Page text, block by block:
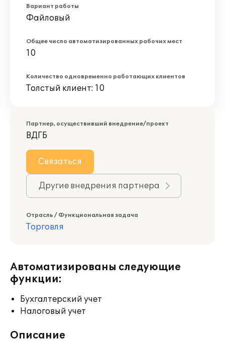
Вариант работы
Файловый
Общее число автоматизированных рабочих мест
10
Количество одновременно работающих клиентов
Толстый клиент: 10
Партнер, осуществивший внедрение/проект
ВДГБ
Связаться
Другие внедрения партнера
Отрасль / Функциональная задача
Торговля
Автоматизированы следующие
функции:
Бухгалтерский учет
Налоговый учет
Описание